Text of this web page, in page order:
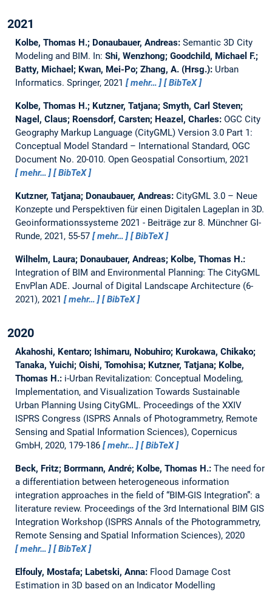
2021
Kolbe, Thomas H.; Donaubauer, Andreas: Semantic 3D City
Modeling and BIM. In: Shi, Wenzhong; Goodchild, Michael F.;
Batty, Michael; Kwan, Mei-Po; Zhang, A. (Hrsg.): Urban
Informatics. Springer, 2021
mehr… BibTeX
Kolbe, Thomas H.; Kutzner, Tatjana; Smyth, Carl Steven;
Nagel, Claus; Roensdorf, Carsten; Heazel, Charles: OGC City
Geography Markup Language (CityGML) Version 3.0 Part 1:
Conceptual Model Standard – International Standard, OGC
Document No. 20-010. Open Geospatial Consortium, 2021
mehr…
BibTeX
Kutzner, Tatjana; Donaubauer, Andreas: CityGML 3.0 – Neue
Konzepte und Perspektiven für einen Digitalen Lageplan in 3D.
Geoinformationssysteme 2021 - Beiträge zur 8. Münchner GI-
Runde, 2021, 55-57
mehr… BibTeX
Wilhelm, Laura; Donaubauer, Andreas; Kolbe, Thomas H.:
Integration of BIM and Environmental Planning: The CityGML
EnvPlan ADE. Journal of Digital Landscape Architecture (6-
2021), 2021
mehr… BibTeX
2020
Akahoshi, Kentaro; Ishimaru, Nobuhiro; Kurokawa, Chikako;
Tanaka, Yuichi; Oishi, Tomohisa; Kutzner, Tatjana; Kolbe,
Thomas H.: i-Urban Revitalization: Conceptual Modeling,
Implementation, and Visualization Towards Sustainable
Urban Planning Using CityGML. Proceedings of the XXIV
ISPRS Congress (ISPRS Annals of Photogrammetry, Remote
Sensing and Spatial Information Sciences), Copernicus
GmbH, 2020, 179-186
mehr… BibTeX
Beck, Fritz; Borrmann, André; Kolbe, Thomas H.: The need for
a differentiation between heterogeneous information
integration approaches in the field of “BIM-GIS Integration”: a
literature review. Proceedings of the 3rd International BIM GIS
Integration Workshop (ISPRS Annals of the Photogrammetry,
Remote Sensing and Spatial Information Sciences), 2020
mehr…
BibTeX
Elfouly, Mostafa; Labetski, Anna: Flood Damage Cost
Estimation in 3D based on an Indicator Modelling